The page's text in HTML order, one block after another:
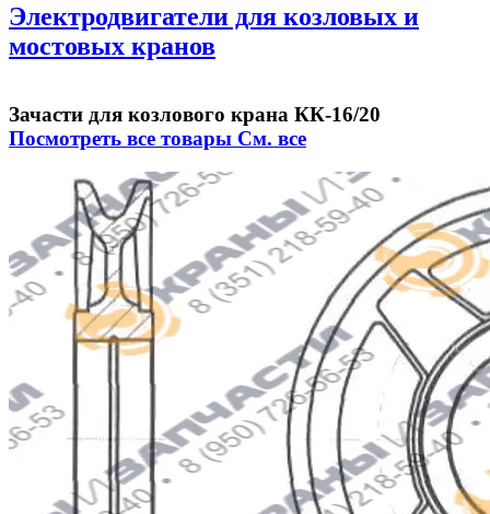
Электродвигатели для козловых и
мостовых кранов
Зачасти для козлового крана КК-16/20
Посмотреть все товары См. все